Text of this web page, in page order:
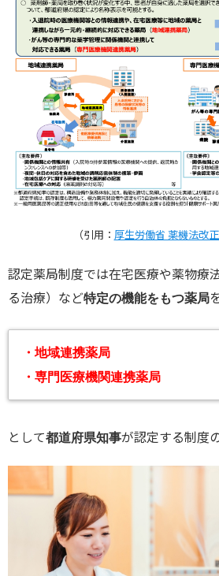
（引用： 厚生労働省 薬機法改
認定薬局制度では在宅医療や薬物療
る治療）など特定の機能をもつ薬局
・地域連携薬局
・専門医療機関連携薬局
として都道府県知事が認定する制度